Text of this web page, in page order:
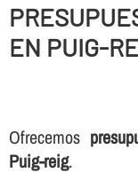
EN PUIG-
Ofrecemos
Puig-reig.